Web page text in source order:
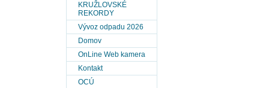
KRUŽLOVSKÉ
REKORDY
Vývoz odpadu 2026
Domov
OnLine Web kamera
Kontakt
OCÚ